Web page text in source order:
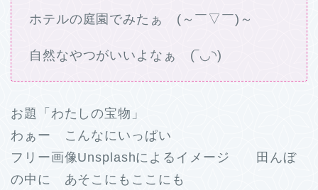
ホテルの庭園でみたぁ (～￣▽￣)～
自然なやつがいいよなぁ (‾◡◝)
お題「わたしの宝物」
わぁー こんなにいっぱい
フリー画像Unsplashによるイメージ 田んぼ
の中に あそこにもここにも